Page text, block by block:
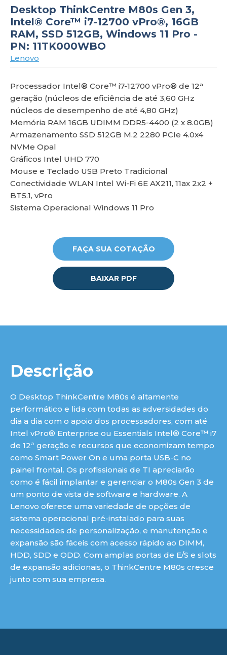
Desktop ThinkCentre M80s Gen 3,
Intel® Core™ i7-12700 vPro®, 16GB
RAM, SSD 512GB, Windows 11 Pro -
PN: 11TK000WBO
Lenovo
Processador Intel® Core™ i7-12700 vPro® de 12ᵃ
geração (núcleos de eficiência de até 3,60 GHz
núcleos de desempenho de até 4,80 GHz)
Memória RAM 16GB UDIMM DDR5-4400 (2 x 8.0GB)
Armazenamento SSD 512GB M.2 2280 PCIe 4.0x4
NVMe Opal
Gráficos Intel UHD 770
Mouse e Teclado USB Preto Tradicional
Conectividade WLAN Intel Wi-Fi 6E AX211, 11ax 2x2 +
BT5.1, vPro
Sistema Operacional Windows 11 Pro
FAÇA SUA COTAÇÃO
BAIXAR PDF
Descrição
O Desktop ThinkCentre M80s é altamente
performático e lida com todas as adversidades do
dia a dia com o apoio dos processadores, com até
Intel vPro® Enterprise ou Essentials Intel® Core™ i7
de 12ª geração e recursos que economizam tempo
como Smart Power On e uma porta USB-C no
painel frontal. Os profissionais de TI apreciarão
como é fácil implantar e gerenciar o M80s Gen 3 de
um ponto de vista de software e hardware. A
Lenovo oferece uma variedade de opções de
sistema operacional pré-instalado para suas
necessidades de personalização, e manutenção e
expansão são fáceis com acesso rápido ao DIMM,
HDD, SDD e ODD. Com amplas portas de E/S e slots
de expansão adicionais, o ThinkCentre M80s cresce
junto com sua empresa.